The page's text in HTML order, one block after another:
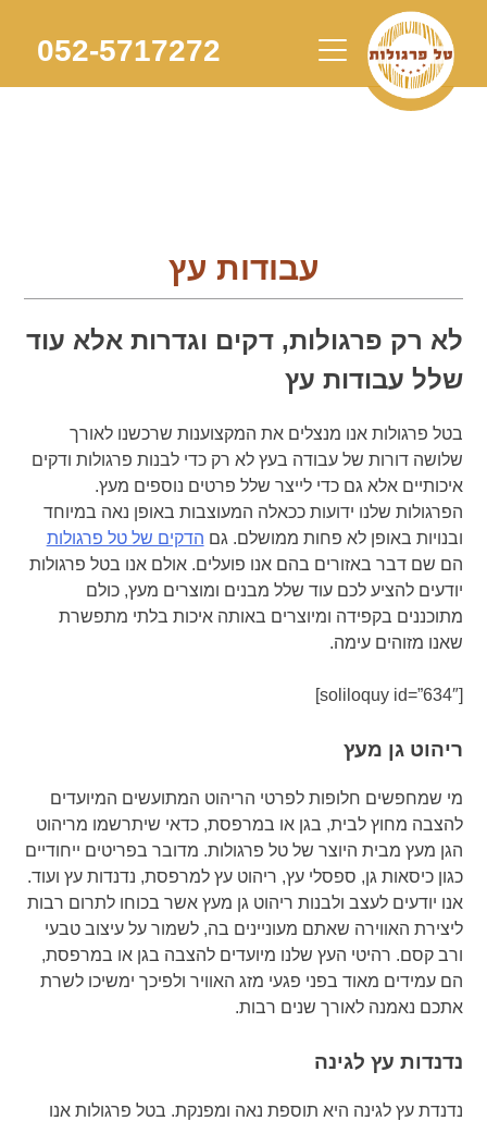
content
052-5717272
עבודות עץ
לא רק פרגולות, דקים וגדרות אלא עוד
שלל עבודות עץ
בטל פרגולות אנו מנצלים את המקצוענות שרכשנו לאורך
שלושה דורות של עבודה בעץ לא רק כדי לבנות פרגולות ודקים
איכותיים אלא גם כדי לייצר שלל פרטים נוספים מעץ.
הפרגולות שלנו ידועות ככאלה המעוצבות באופן נאה במיוחד
ובנויות באופן לא פחות ממושלם. גם הדקים של טל פרגולות
הם שם דבר באזורים בהם אנו פועלים. אולם אנו בטל פרגולות
יודעים להציע לכם עוד שלל מבנים ומוצרים מעץ, כולם
מתוכננים בקפידה ומיוצרים באותה איכות בלתי מתפשרת
שאנו מזוהים עימה.
[soliloquy id=”634″]
ריהוט גן מעץ
מי שמחפשים חלופות לפרטי הריהוט המתועשים המיועדים
להצבה מחוץ לבית, בגן או במרפסת, כדאי שיתרשמו מריהוט
הגן מעץ מבית היוצר של טל פרגולות. מדובר בפריטים ייחודיים
כגון כיסאות גן, ספסלי עץ, ריהוט עץ למרפסת, נדנדות עץ ועוד.
אנו יודעים לעצב ולבנות ריהוט גן מעץ אשר בכוחו לתרום רבות
ליצירת האווירה שאתם מעוניינים בה, לשמור על עיצוב טבעי
ורב קסם. רהיטי העץ שלנו מיועדים להצבה בגן או במרפסת,
הם עמידים מאוד בפני פגעי מזג האוויר ולפיכך ימשיכו לשרת
אתכם נאמנה לאורך שנים רבות.
נדנדות עץ לגינה
נדנדת עץ לגינה היא תוספת נאה ומפנקת. בטל פרגולות אנו